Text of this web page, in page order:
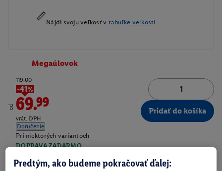
Nájdi svoju veľkosť v tabuľke veľkostí
Megaúlovok
od
119.00
-41%
69.99
vrát. DPH
Doručenie
Pri niektorých variantoch
DOPRAVA ZADARMO
Pridať do košíka
Číslo produktu: 100376579
Predtým, ako budeme pokračovať ďalej: